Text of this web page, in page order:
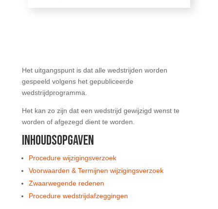
Het uitgangspunt is dat alle wedstrijden worden
gespeeld volgens het gepubliceerde
wedstrijdprogramma.
Het kan zo zijn dateen wedstrijd gewijzigd wenst te
worden of afgezegd dient te worden.
INHOUDSOPGAVEN
Procedure wijzigingsverzoek
Voorwaarden & Termijnen wijzigingsverzoek
Zwaarwegende redenen
Procedure wedstrijdafzeggingen